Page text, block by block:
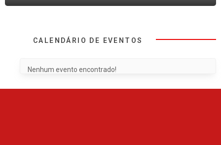
CALENDÁRIO DE EVENTOS
Nenhum evento encontrado!